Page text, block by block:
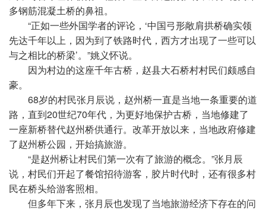
多钢筋混凝土桥的鼻祖。
“正如一些外国学者的评论，‘中国弓形敞肩拱桥确实领
先达千年以上，因为到了铁路时代，西方才出现了一些可以
与之相比的桥梁’。”姚义怀说。
因为村边的这座千年古桥，赵县大石桥村村民们颇感自
豪。
68岁的村民张月辰说，赵州桥一直是当地一条重要的道
路，直到20世纪70年代，为更好地保护古桥，当地修建了
一座新桥替代赵州桥供通行。 改革开放以来，当地政府修建
了赵州桥公园，开始搞旅游。
“是赵州桥让村民们第一次有了旅游的概念。”张月辰
说，村民们开起了餐馆招待游客，胶片时代时，还有很多村
民在桥头给游客照相。
但多年下来，张月辰也发现了当地旅游经济下存在的问